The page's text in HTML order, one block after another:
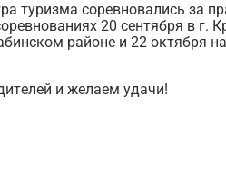
туризма соревновались за
20 сентября в г.
районе и 22 октября
и желаем удачи!